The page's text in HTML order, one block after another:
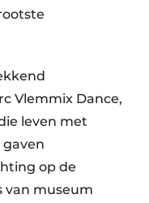
Vlemmix Dance,
leven met
gaven
op de
van museum